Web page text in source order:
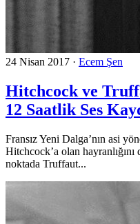
24 Nisan 2017 · Ecem Şen
Hitchcock ve
12 Saatlik Ses
Fransız Yeni Dalga’nın asi
Hitchcock’a olan
noktada Truffaut...